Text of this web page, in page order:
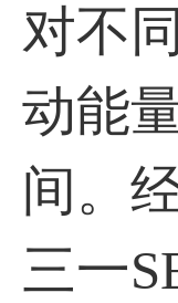
对不
动能
间。
三一